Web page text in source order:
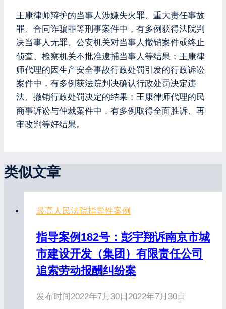
王康律师辩护的当事人涉嫌失火罪、重大责任事故
罪、合同诈骗罪等刑事案件中，有多例获得法院判
决当事人无罪、公安机关对当事人撤销案件或终止
侦查、检察机关不批准逮捕当事人等结果；王康律
师代理的因生产安全事故行政处罚引发的行政诉讼
案件中，有多例获法院判决确认行政处罚决定违
法、撤销行政处罚决定的结果；王康律师代理的民
商事诉讼与仲裁案件中，有多例取得全面胜诉、再
审改判等好结果。
类似文章
最高人民法院指导性案例
指导案例182号：彭宇翔诉南京市城
市建设开发（集团）有限责任公司
追索劳动报酬纠纷案
发布时间2022年7月30日 2022年7月30日